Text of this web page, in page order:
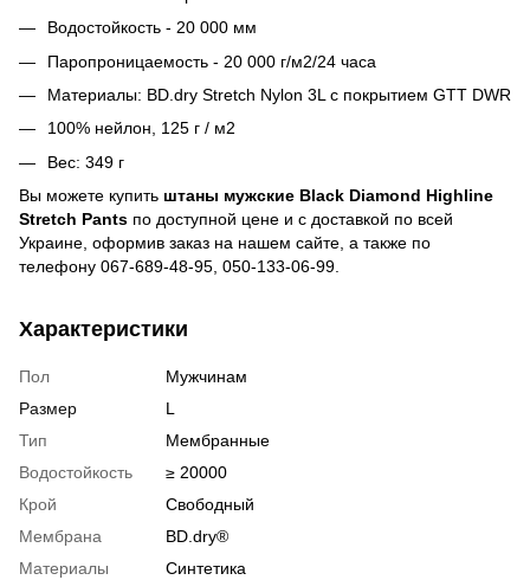
Водостойкость - 20 000 мм
Паропроницаемость - 20 000 г/м2/24 часа
Материалы: BD.dry Stretch Nylon 3L с покрытием GTT DWR
100% нейлон, 125 г / м2
Вес: 349 г
Вы можете купить штаны мужские Black Diamond Highline
Stretch Pants по доступной цене и c доставкой по всей
Украине, оформив заказ на нашем сайте, а также по
телефону 067-689-48-95, 050-133-06-99.
Характеристики
Пол
Мужчинам
Размер
L
Тип
Мембранные
Водостойкость
≥ 20000
Крой
Свободный
Мембрана
BD.dry®
Материалы
Синтетика